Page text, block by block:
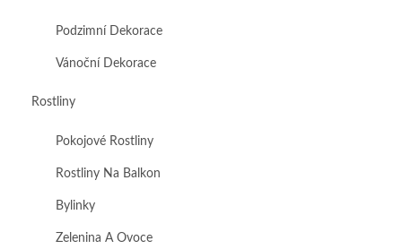
Podzimní Dekorace
Vánoční Dekorace
Rostliny
Pokojové Rostliny
Rostliny Na Balkon
Bylinky
Zelenina A Ovoce